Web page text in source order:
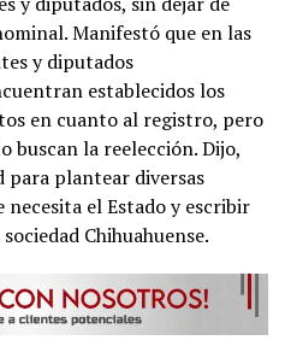
Manifestó que en las
y diputados
establecidos los
en cuanto al registro, pero
buscan la reelección. Dijo,
para plantear diversas
el Estado y escribir
Chihuahuense.